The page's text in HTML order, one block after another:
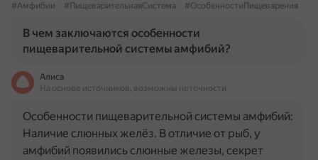
#Амфибии
#ПищеварительнаяСистема #ОсобенностиПищеварения
В чем заключаются особенности
пищеварительной системы амфибий?
Алиса
На основе источников, возможны неточности
Особенности пищеварительной системы амфибий:
Наличие слюнных желёз. В отличие от рыб, у
амфибий появились слюнные железы, секрет